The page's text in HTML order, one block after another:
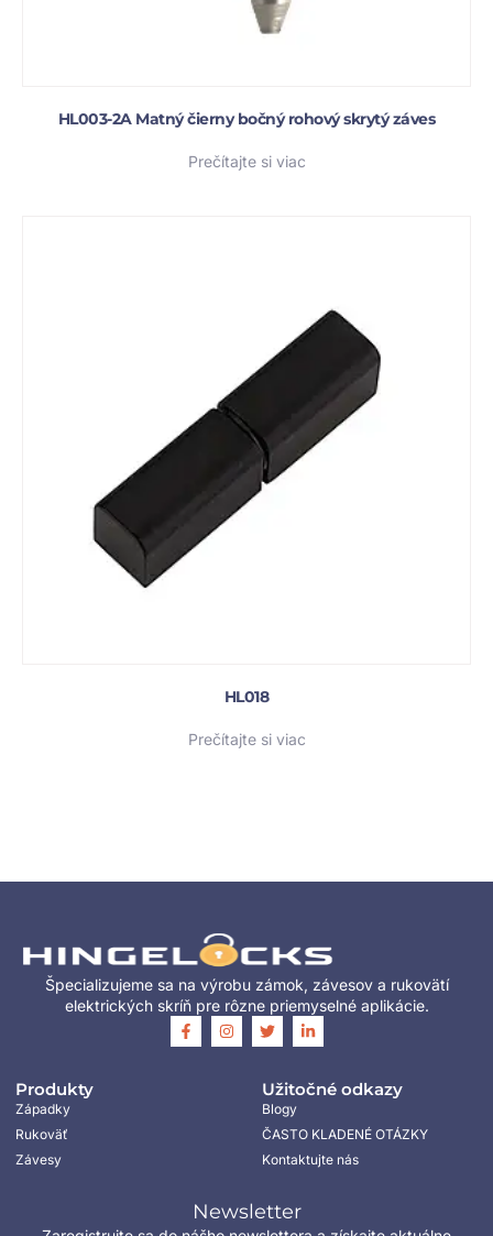
HL003-2A Matný čierny bočný rohový skrytý záves
Prečítajte si viac
HL018
Prečítajte si viac
Špecializujeme sa na výrobu zámok, závesov a rukovätí
elektrických skríň pre rôzne priemyselné aplikácie.
Produkty
Západky
Rukoväť
Závesy
Užitočné odkazy
Blogy
ČASTO KLADENÉ OTÁZKY
Kontaktujte nás
Newsletter